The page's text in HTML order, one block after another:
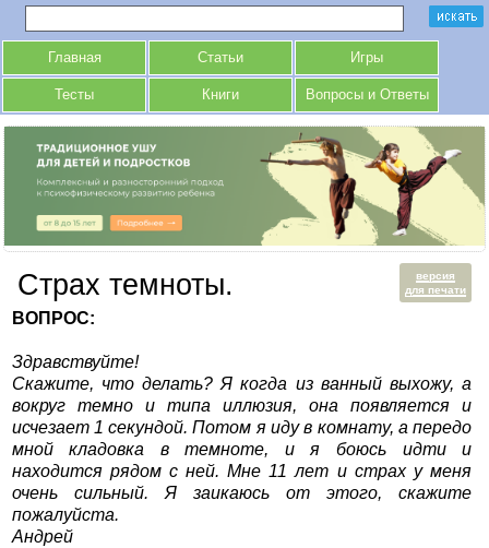
Главная Статьи Игры
Тесты Книги Вопросы и Ответы
версия
для печати
Страх темноты.
ВОПРОС:
Здравствуйте!
Скажите, что делать? Я когда из ванный выхожу, а
вокруг темно и типа иллюзия, она появляется и
исчезает 1 секундой. Потом я иду в комнату, а передо
мной кладовка в темноте, и я боюсь идти и
находится рядом с ней. Мне 11 лет и страх у меня
очень сильный. Я заикаюсь от этого, скажите
пожалуйста.
Андрей